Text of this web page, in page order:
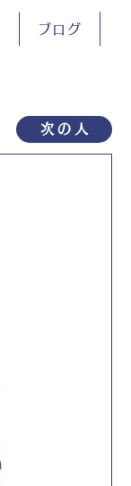
ブログ
次の人